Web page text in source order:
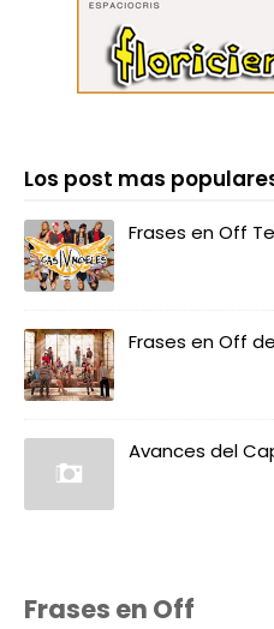
Los post mas
Frases en Off
Frases en Off
Avances del
Frases en Off